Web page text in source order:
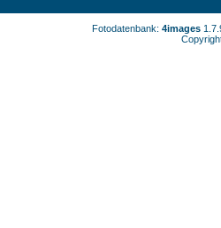
Fotodatenbank: 4images